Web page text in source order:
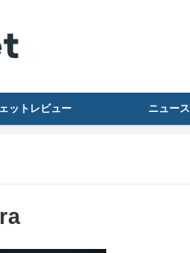
ットレビュー ニュース